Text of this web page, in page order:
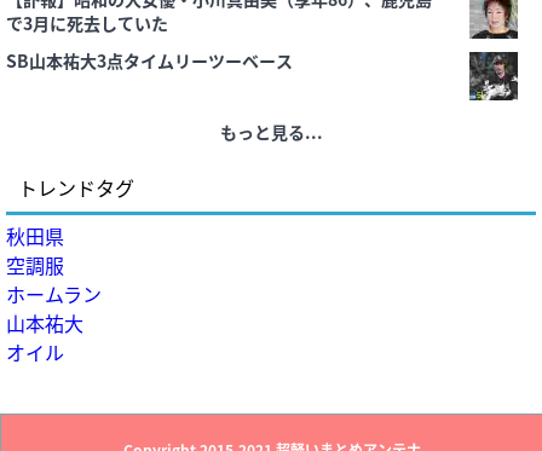
で3月に死去していた
SB山本祐大3点タイムリーツーベース
もっと見る...
トレンドタグ
秋田県
空調服
ホームラン
山本祐大
オイル